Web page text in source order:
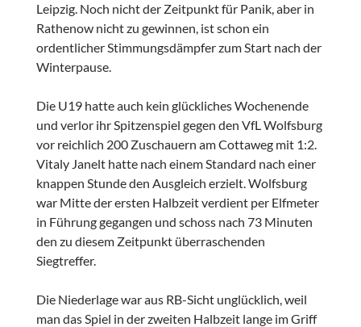
Leipzig. Noch nicht der Zeitpunkt für Panik, aber in
Rathenow nicht zu gewinnen, ist schon ein
ordentlicher Stimmungsdämpfer zum Start nach der
Winterpause.
Die U19 hatte auch kein glückliches Wochenende
und verlor ihr Spitzenspiel gegen den VfL Wolfsburg
vor reichlich 200 Zuschauern am Cottaweg mit 1:2.
Vitaly Janelt hatte nach einem Standard nach einer
knappen Stunde den Ausgleich erzielt. Wolfsburg
war Mitte der ersten Halbzeit verdient per Elfmeter
in Führung gegangen und schoss nach 73 Minuten
den zu diesem Zeitpunkt überraschenden
Siegtreffer.
Die Niederlage war aus RB-Sicht unglücklich, weil
man das Spiel in der zweiten Halbzeit lange im Griff